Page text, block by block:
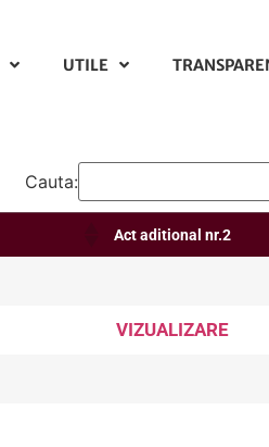
UTILE
Cauta:
Act aditional nr.2
VIZUALIZARE